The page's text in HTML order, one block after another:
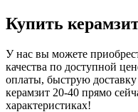
Купить
У нас вы можете
качества по доступной
оплаты, быструю
керамзит 20-40 прямо
характеристиках!